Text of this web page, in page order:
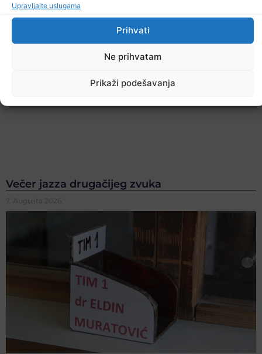
Upravljajte uslugama
Prihvati
Ne prihvatam
Prikaži podešavanja
Večer jazza drugačijeg zvuka
7. Augusta 2026.